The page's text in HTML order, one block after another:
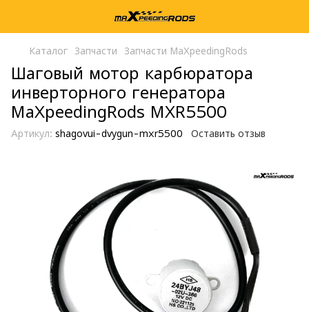
Каталог Запчасти Запчасти MaXpeedingRods
Шаговый мотор карбюратора
инверторного генератора
MaXpeedingRods MXR5500
Артикул: shagovui-dvygun-mxr5500 Оставить отзыв